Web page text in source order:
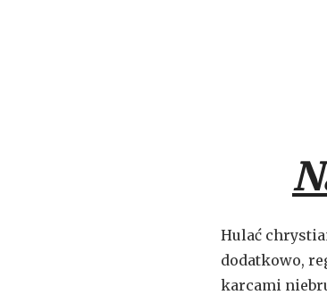
Hulać
dodatkowo,
karcami